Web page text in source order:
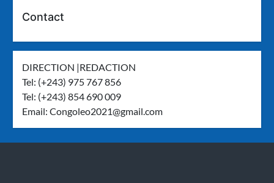
Contact
DIRECTION |REDACTION
Tel: (+243) 975 767 856
Tel: (+243) 854 690 009
Email:Congoleo2021@gmail.com